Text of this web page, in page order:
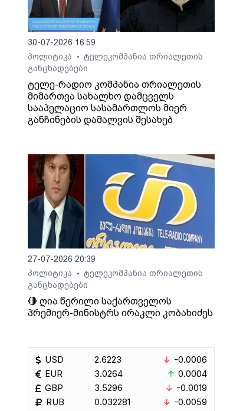
30-07-2026 16:59
პოლიტიკა
•
ტელეკომპანია თრიალეთის
განცხადებები
ტელე-რადიო კომპანია თრიალეთის
მიმართვა სახალხო დამცველს
სააპელაციო სასამართლოს მიერ
განჩინების დამალვის შესახებ
27-07-2026 20:39
პოლიტიკა
•
ტელეკომპანია თრიალეთის
განცხადებები
🔴 ღია წერილი საქართველოს
პრემიერ-მინისტრს ირაკლი კობახიძეს
USD
EUR
GBP
RUB
2.6223
3.0264
3.5296
0.032281
-0.0006
0.0004
-0.0019
-0.0059